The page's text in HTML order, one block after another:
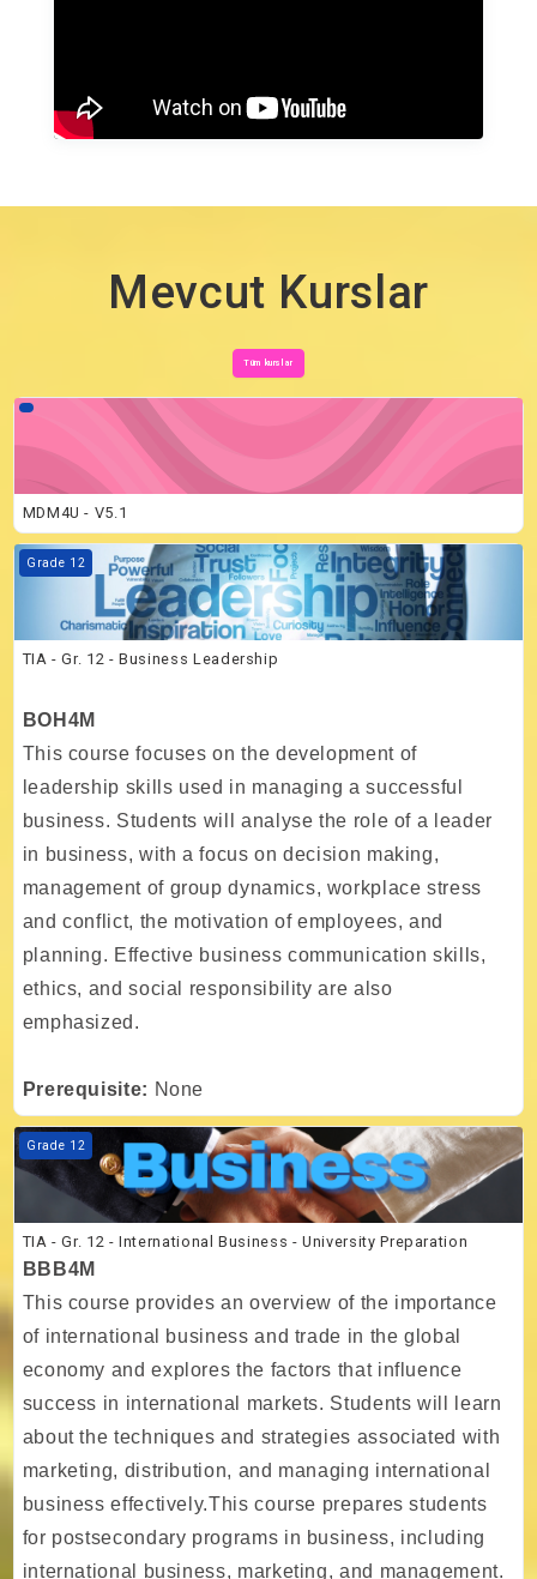
Mevcut Kurslar
Tüm kurslar
Kurs Görseli MDM4U - V5.1
MDM4U - V5.1
Kurs Görseli TIA - Gr. 12 - Business Leadership
Grade 12
TIA - Gr. 12 - Business Leadership
BOH4M
This course focuses on the development of
leadership skills used in managing a successful
business. Students will analyse the role of a leader
in business, with a focus on decision making,
management of group dynamics, workplace stress
and conflict, the motivation of employees, and
planning. Effective business communication skills,
ethics, and social responsibility are also
emphasized.
Prerequisite: None
Kurs Görseli TIA - Gr. 12 - International Business - University
Grade 12
TIA - Gr. 12 - International Business - University Preparation
BBB4M
This course provides an overview of the importance
of international business and trade in the global
economy and explores the factors that influence
success in international markets. Students will learn
about the techniques and strategies associated with
marketing, distribution, and managing international
business effectively.This course prepares students
for postsecondary programs in business, including
international business, marketing, and management.